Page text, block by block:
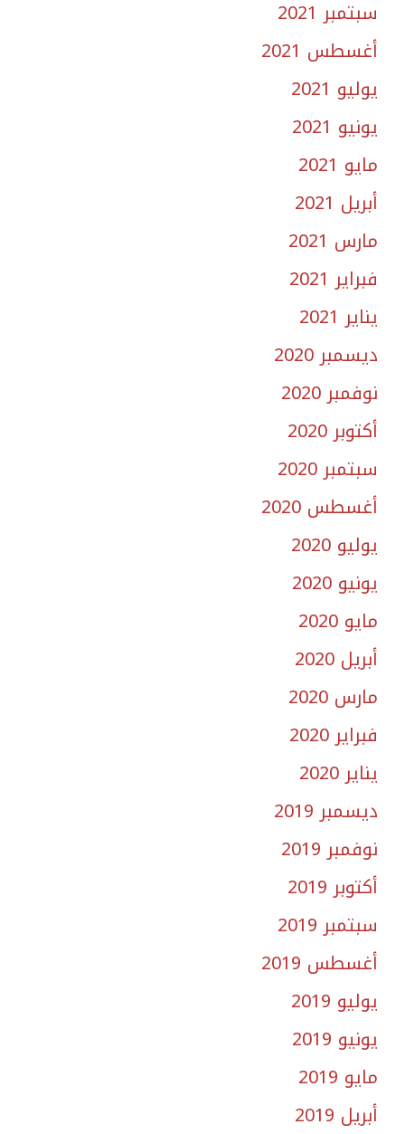
سبتمبر 2021
أغسطس 2021
يوليو 2021
يونيو 2021
مايو 2021
أبريل 2021
مارس 2021
فبراير 2021
يناير 2021
ديسمبر 2020
نوفمبر 2020
أكتوبر 2020
سبتمبر 2020
أغسطس 2020
يوليو 2020
يونيو 2020
مايو 2020
أبريل 2020
مارس 2020
فبراير 2020
يناير 2020
ديسمبر 2019
نوفمبر 2019
أكتوبر 2019
سبتمبر 2019
أغسطس 2019
يوليو 2019
يونيو 2019
مايو 2019
أبريل 2019